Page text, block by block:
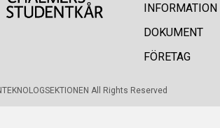
INFORMATION
DOKUMENT
FÖRETAG
All Rights Reserved